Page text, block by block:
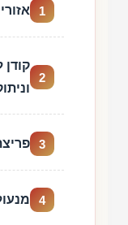
1
2
3
4